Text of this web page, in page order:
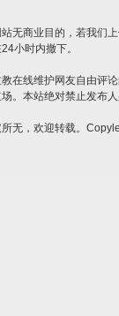
无商业目的，若我们
小时内撤下。
教在线维护网友自由评
。本站绝对禁止发布
所无，欢迎转载。